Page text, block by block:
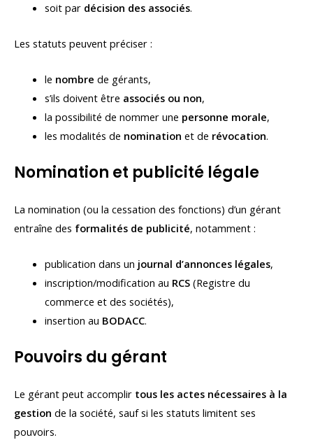
soit par décision des associés.
Les statuts peuvent préciser :
le nombre de gérants,
s’ils doivent être associés ou non,
la possibilité de nommer une personne morale,
les modalités de nomination et de révocation.
Nomination et publicité légale
La nomination (ou la cessation des fonctions) d’un gérant
entraîne des formalités de publicité, notamment :
publication dans un journal d’annonces légales,
inscription/modification au RCS(Registre du
commerce et des sociétés),
insertion au BODACC.
Pouvoirs du gérant
Le gérant peut accomplir tous les actes nécessaires à la
gestion de la société, sauf si les statuts limitent ses
pouvoirs.